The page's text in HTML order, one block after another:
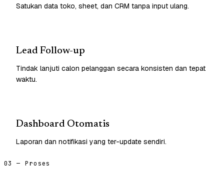
Satukan data toko, sheet, dan CRM tanpa input ulang.
Lead Follow-up
Tindak lanjuti calon pelanggan secara konsisten dan tepat
waktu.
Dashboard Otomatis
Laporan dan notifikasi yang ter-update sendiri.
03 — Proses